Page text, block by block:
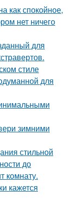
как спокойное,
нет ничего
для
стиле
для
зимними
стильной
до
комнату.
кажется